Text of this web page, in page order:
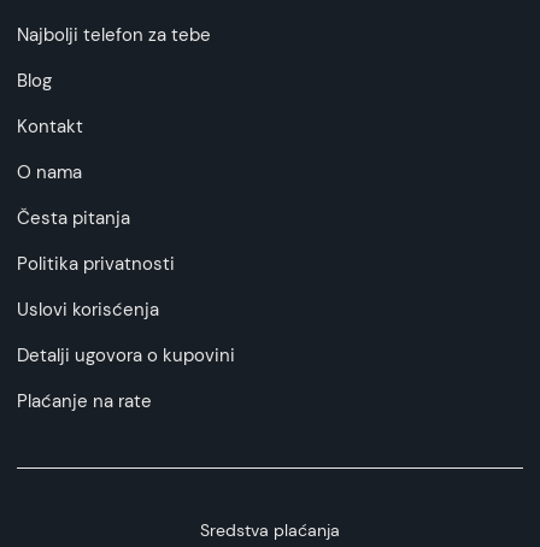
Najbolji telefon za tebe
Blog
Kontakt
O nama
Česta pitanja
Politika privatnosti
Uslovi korisćenja
Detalji ugovora o kupovini
Plaćanje na rate
Sredstva plaćanja